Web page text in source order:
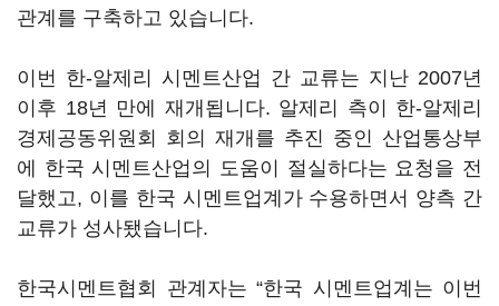
관계를 구축하고 있습니다.
이번 한-알제리 시멘트산업 간 교류는 지난 2007년
이후 18년 만에 재개됩니다. 알제리 측이 한-알제리
경제공동위원회 회의 재개를 추진 중인 산업통상부
에 한국 시멘트산업의 도움이 절실하다는 요청을 전
달했고, 이를 한국 시멘트업계가 수용하면서 양측 간
교류가 성사됐습니다.
한국시멘트협회 관계자는 “한국 시멘트업계는 이번